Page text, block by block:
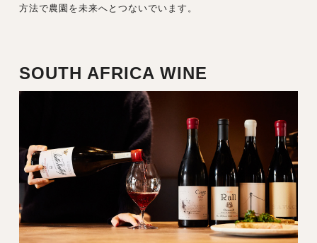
方法で農園を未来へとつないでいます。
SOUTH AFRICA WINE